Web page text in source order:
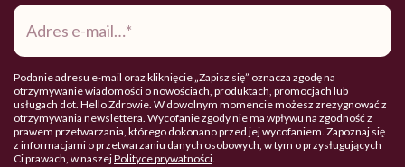
Adres
mail*
Podanie adresu e-mail oraz kliknięcie „Zapisz się” oznacza zgodę na
otrzymywanie wiadomości o nowościach, produktach, promocjach lub
usługach dot. Hello Zdrowie. W dowolnym momencie możesz zrezygnować z
otrzymywania newslettera. Wycofanie zgody nie ma wpływu na zgodność z
prawem przetwarzania, którego dokonano przed jej wycofaniem. Zapoznaj się
z informacjami o przetwarzaniu danych osobowych, w tym o przysługujących
Ci prawach, w naszejPolityce prywatności.